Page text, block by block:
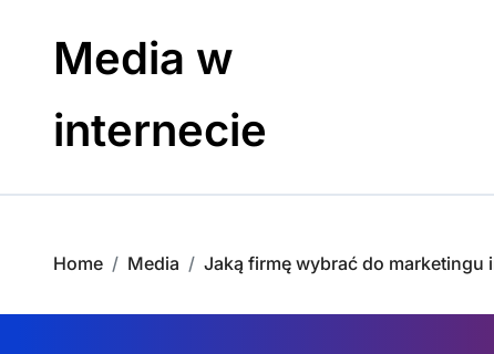
Media w
internecie
Home Media Jaką firmę wybrać do marketingu